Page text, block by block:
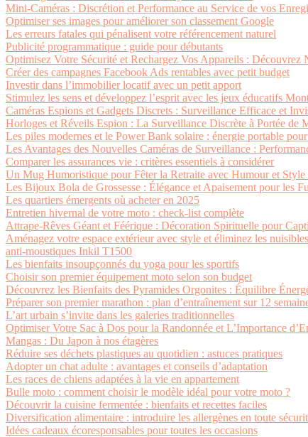
Mini-Caméras : Discrétion et Performance au Service de vos
Optimiser ses images pour améliorer son classement Google
Les erreurs fatales qui pénalisent votre référencement naturel
Publicité programmatique : guide pour débutants
Optimisez Votre Sécurité et Rechargez Vos Appareils :
Créer des campagnes Facebook Ads rentables avec petit budget
Investir dans l’immobilier locatif avec un petit apport
Stimulez les sens et développez l’esprit avec les jeux éducatifs
Caméras Espions et Gadgets Discrets : Surveillance Efficace et
Horloges et Réveils Espion : La Surveillance Discrète à Portée de
Les piles modernes et le Power Bank solaire : énergie portable
Les Avantages des Nouvelles Caméras de Surveillance :
Comparer les assurances vie : critères essentiels à considérer
Un Mug Humoristique pour Fêter la Retraite avec Humour et Style
Les Bijoux Bola de Grossesse : Élégance et Apaisement pour les
Les quartiers émergents où acheter en 2025
Entretien hivernal de votre moto : check-list complète
Attrape-Rêves Géant et Féérique : Décoration Spirituelle pour
Aménagez votre espace extérieur avec style et éliminez les
anti-moustiques Inkil T1500
Les bienfaits insoupçonnés du yoga pour les sportifs
Choisir son premier équipement moto selon son budget
Découvrez les Bienfaits des Pyramides Orgonites : Équilibre
Préparer son premier marathon : plan d’entraînement sur 12
L’art urbain s’invite dans les galeries traditionnelles
Optimiser Votre Sac à Dos pour la Randonnée et L’Importance
Mangas : Du Japon à nos étagères
Réduire ses déchets plastiques au quotidien : astuces pratiques
Adopter un chat adulte : avantages et conseils d’adaptation
Les races de chiens adaptées à la vie en appartement
Bulle moto : comment choisir le modèle idéal pour votre moto ?
Découvrir la cuisine fermentée : bienfaits et recettes faciles
Diversification alimentaire : introduire les allergènes en toute
Idées cadeaux écoresponsables pour toutes les occasions